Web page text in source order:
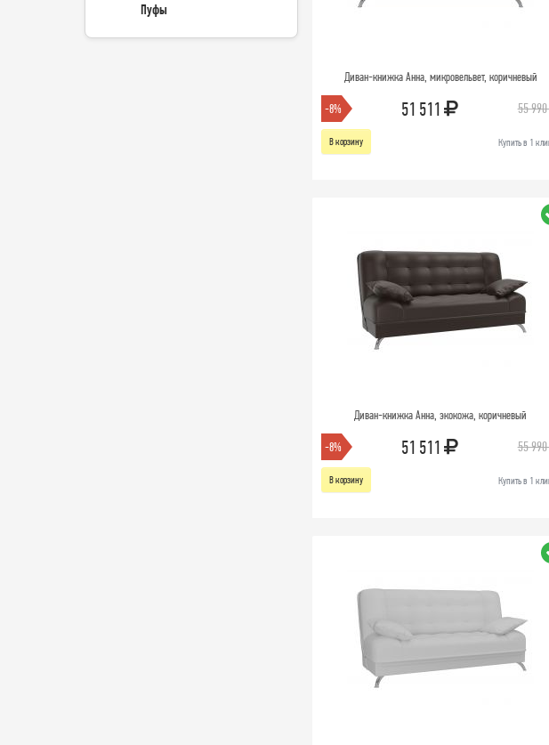
Пуфы
Диван-книжка Анна, микровельвет, коричневый
-8% 51 511 55 990
В корзину Купить в 1
Диван-книжка Анна, экокожа, коричневый
-8% 51 511 55 990
В корзину Купить в 1